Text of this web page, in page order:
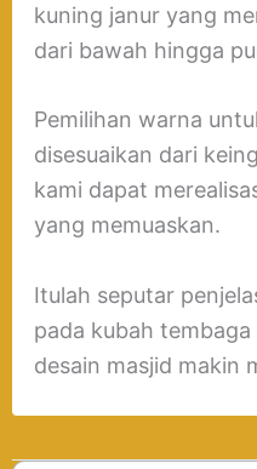
kuning janur yang
dari bawah hingga
Pemilihan warna
disesuaikan dari
kami dapat
yang memuaskan.
Itulah seputar
pada kubah
desain masjid makin